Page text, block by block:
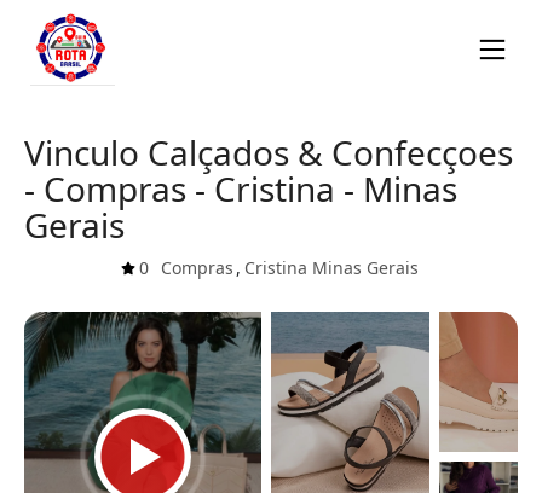
Vinculo Calçados & Confecçoes
- Compras - Cristina - Minas
Gerais
0 Compras , Cristina Minas Gerais